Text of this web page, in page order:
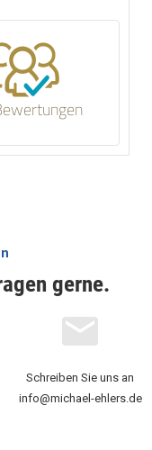
gerne.
Schreiben Sie uns an
info@michael-ehlers.de